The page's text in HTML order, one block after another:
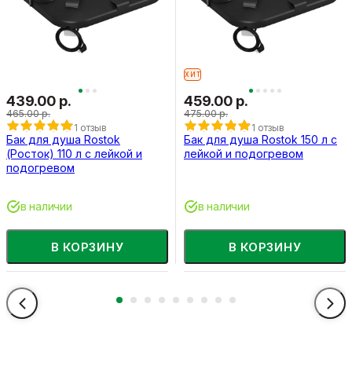
439.00 р.
465.00 р.
1 отзыв
Бак для душа Rostok
(Росток) 110 л с лейкой и
подогревом
В КОРЗИНУ
в наличии
ХИТ
459.00 р.
475.00 р.
1 отзыв
Бак для душа Rostok 150 л с
лейкой и подогревом
В КОРЗИНУ
в наличии